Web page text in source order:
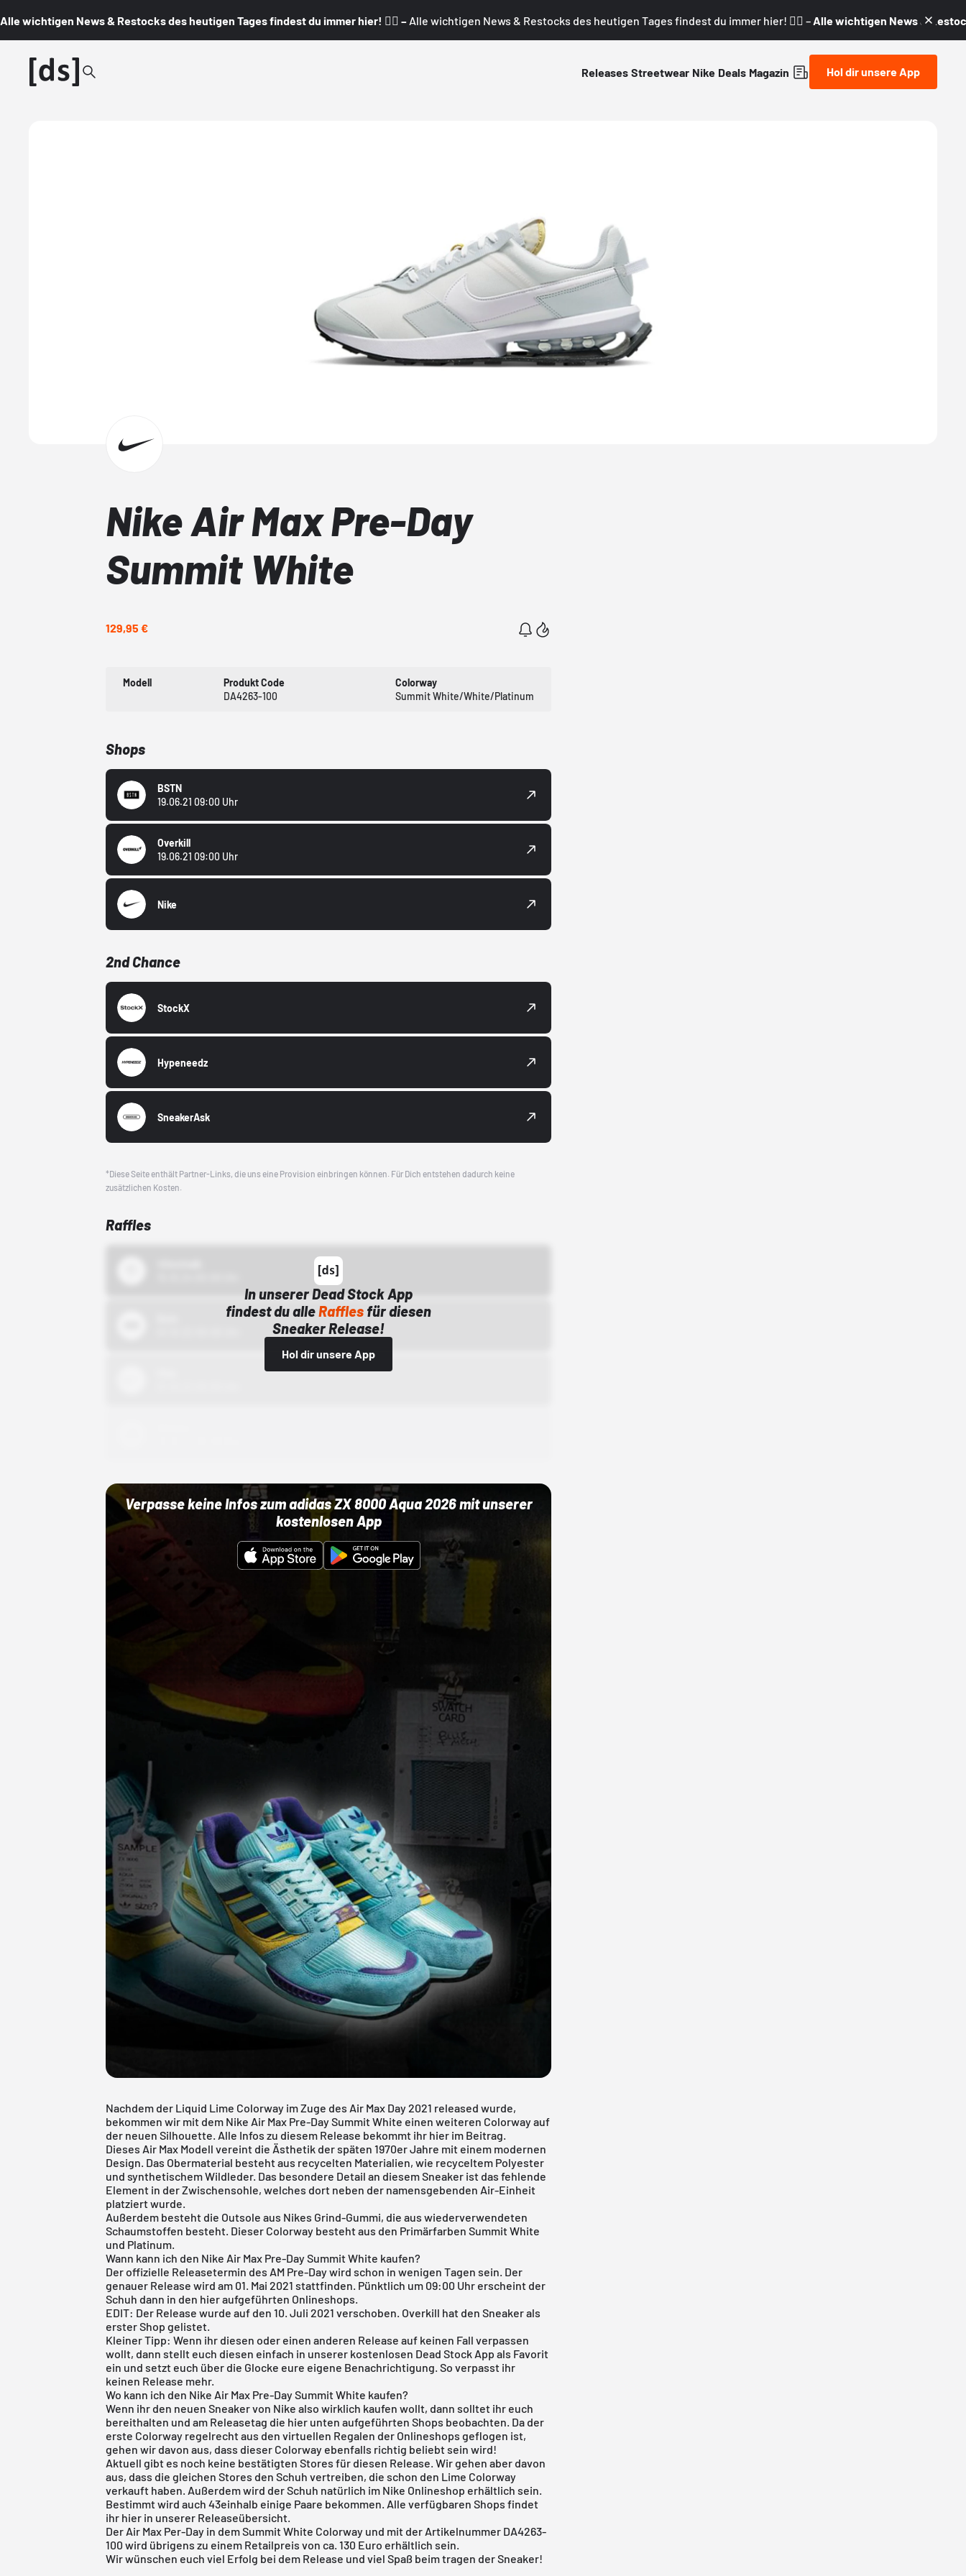
Alle wichtigen News & Restocks des heutigen Tages findest du immer hier! 👇🏼 – Alle wichtigen News & Restocks des heutigen Tages findest du immer hier! 👇🏼 – Alle wichtigen News &
Releases Streetwear Nike Deals Magazin Hol dir unsere App
Nike Air Max Pre-Day
Summit White
129,95 €
Modell
Produkt Code
DA4263-100
Colorway
Summit White/White/Platinum
Shops
BSTN
19.06.21 09:00 Uhr
Overkill
19.06.21 09:00 Uhr
Nike
2nd Chance
StockX
Hypeneedz
SneakerAsk
*Diese Seite enthält Partner-Links, die uns eine Provision einbringen können. Für Dich entstehen dadurch keine
zusätzlichen Kosten.
Raffles
In unserer Dead Stock App
findest du alleRaffles für diesen
Sneaker Release!
Hol dir unsere App
Verpasse keine Infos zum adidas ZX 8000 Aqua 2026 mit unserer
kostenlosen App
Nachdem der Liquid Lime Colorway im Zuge des Air Max Day 2021 released wurde,
bekommen wir mit dem Nike Air Max Pre-Day Summit White einen weiteren Colorway auf
der neuen Silhouette. Alle Infos zu diesem Release bekommt ihr hier im Beitrag.
Dieses Air Max Modell vereint die Ästhetik der späten 1970er Jahre mit einem modernen
Design. Das Obermaterial besteht aus recycelten Materialien, wie recyceltem Polyester
und synthetischem Wildleder. Das besondere Detail an diesem Sneaker ist das fehlende
Element in der Zwischensohle, welches dort neben der namensgebenden Air-Einheit
platziert wurde.
Außerdem besteht die Outsole aus Nikes Grind-Gummi, die aus wiederverwendeten
Schaumstoffen besteht. Dieser Colorway besteht aus den Primärfarben Summit White
und Platinum.
Wann kann ich den Nike Air Max Pre-Day Summit White kaufen?
Der offizielle Releasetermin des AM Pre-Day wird schon in wenigen Tagen sein. Der
genauer Release wird am 01. Mai 2021 stattfinden. Pünktlich um 09:00 Uhr erscheint der
Schuh dann in den hier aufgeführten Onlineshops.
EDIT: Der Release wurde auf den 10. Juli 2021 verschoben. Overkill hat den Sneaker als
erster Shop gelistet.
Kleiner Tipp: Wenn ihr diesen oder einen anderen Release auf keinen Fall verpassen
wollt, dann stellt euch diesen einfach in unserer kostenlosen Dead Stock App als Favorit
ein und setzt euch über die Glocke eure eigene Benachrichtigung. So verpasst ihr
keinen Release mehr.
Wo kann ich den Nike Air Max Pre-Day Summit White kaufen?
Wenn ihr den neuen Sneaker von Nike also wirklich kaufen wollt, dann solltet ihr euch
bereithalten und am Releasetag die hier unten aufgeführten Shops beobachten. Da der
erste Colorway regelrecht aus den virtuellen Regalen der Onlineshops geflogen ist,
gehen wir davon aus, dass dieser Colorway ebenfalls richtig beliebt sein wird!
Aktuell gibt es noch keine bestätigten Stores für diesen Release. Wir gehen aber davon
aus, dass die gleichen Stores den Schuh vertreiben, die schon den Lime Colorway
verkauft haben. Außerdem wird der Schuh natürlich im Nike Onlineshop erhältlich sein.
Bestimmt wird auch43einhalb einige Paare bekommen. Alle verfügbaren Shops findet
ihr hier in unserer Releaseübersicht
Der Air Max Per-Day in dem Summit White Colorway und mit der Artikelnummer DA4263-
100 wird übrigens zu einem Retailpreis von ca. 130 Euro erhältlich sein.
Wir wünschen euch viel Erfolg bei dem Release und viel Spaß beim tragen der Sneaker!